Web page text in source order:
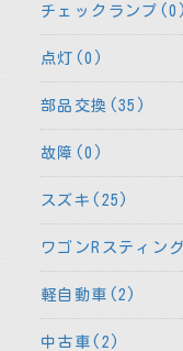
チェックランプ(0)
点灯(0)
部品交換(35)
故障(0)
スズキ(25)
ワゴンRスティン
軽自動車(2)
中古車(2)